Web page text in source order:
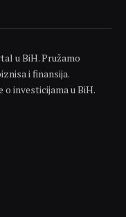
u BiH. Pružamo
i finansija.
investicijama u BiH.